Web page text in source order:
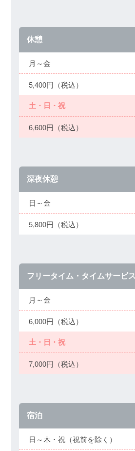
休憩
月～金
5,400円（税込）
土・日・祝
6,600円（税込）
深夜休憩
日～金
5,800円（税込）
フリータイム・タイムサービス
月～金
6,000円（税込）
土・日・祝
7,000円（税込）
宿泊
日～木・祝（祝前を除く）